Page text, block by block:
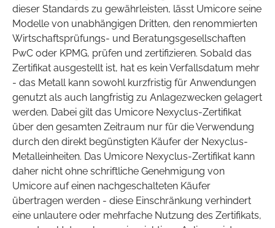
dieser Standards zu gewährleisten, lässt Umicore seine
Modelle von unabhängigen Dritten, den renommierten
Wirtschaftsprüfungs- und Beratungsgesellschaften
PwC oder KPMG, prüfen und zertifizieren. Sobald das
Zertifikat ausgestellt ist, hat es kein Verfallsdatum mehr
- das Metall kann sowohl kurzfristig für Anwendungen
genutzt als auch langfristig zu Anlagezwecken gelagert
werden. Dabei gilt das Umicore Nexyclus-Zertifikat
über den gesamten Zeitraum nur für die Verwendung
durch den direkt begünstigten Käufer der Nexyclus-
Metalleinheiten. Das Umicore Nexyclus-Zertifikat kann
daher nicht ohne schriftliche Genehmigung von
Umicore auf einen nachgeschalteten Käufer
übertragen werden - diese Einschränkung verhindert
eine unlautere oder mehrfache Nutzung des Zertifikats,